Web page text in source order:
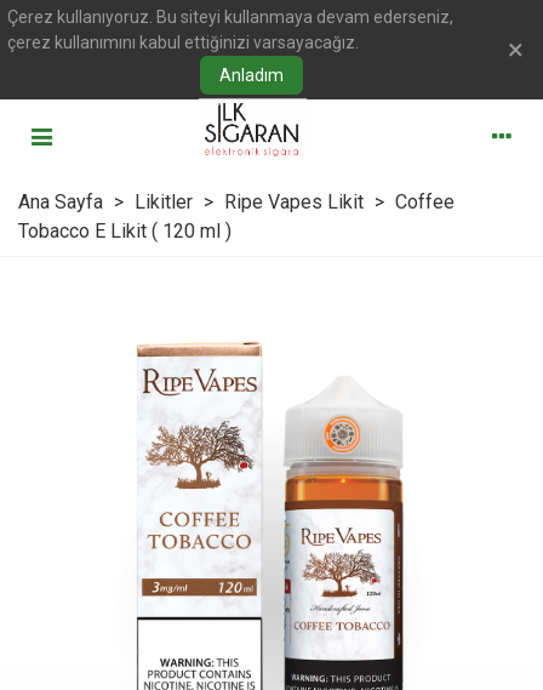
Çerez kullanıyoruz. Bu siteyi kullanmaya devam ederseniz,
çerez kullanımını kabul ettiğinizi varsayacağız.
Anladım
×
Ana Sayfa > Likitler > Ripe Vapes Likit > Coffee
Tobacco E Likit ( 120 ml )